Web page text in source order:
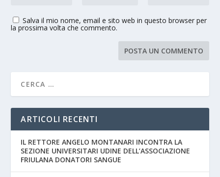
Salva il mio nome, email e sito web in questo browser per
la prossima volta che commento.
ARTICOLI RECENTI
IL RETTORE ANGELO MONTANARI INCONTRA LA
SEZIONE UNIVERSITARI UDINE DELL’ASSOCIAZIONE
FRIULANA DONATORI SANGUE